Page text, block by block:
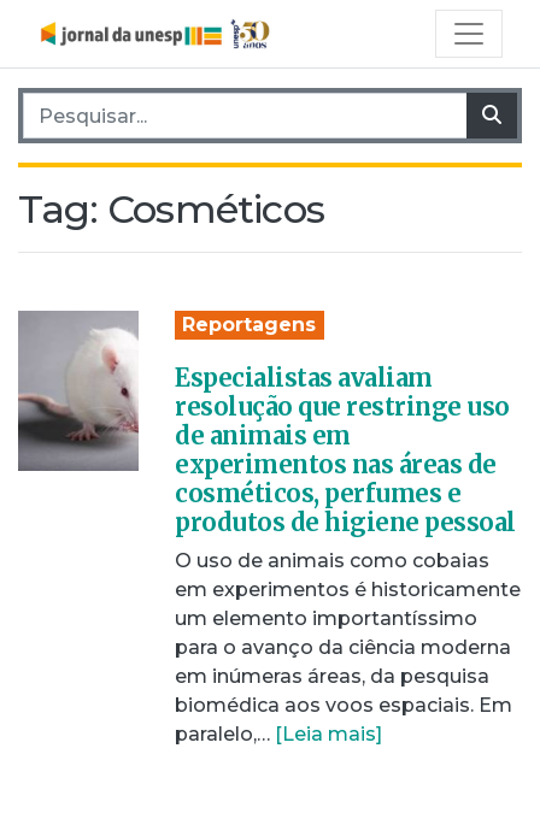
Pesquisar por:
Tag: Cosméticos
Reportagens
Especialistas avaliam
resolução que restringe uso
de animais em
experimentos nas áreas de
cosméticos, perfumes e
produtos de higiene pessoal
O uso de animais como cobaias
em experimentos é historicamente
um elemento importantíssimo
para o avanço da ciência moderna
em inúmeras áreas, da pesquisa
biomédica aos voos espaciais. Em
paralelo,… [Leia mais]